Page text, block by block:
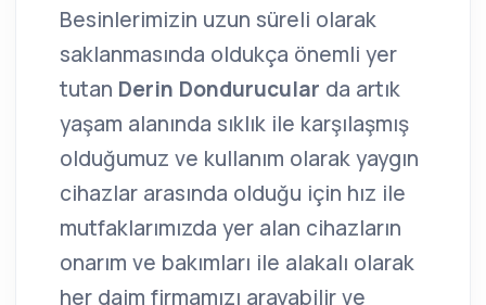
Besinlerimizin uzun süreli olarak
saklanmasında oldukça önemli yer
tutan Derin Dondurucular da artık
yaşam alanında sıklık ile karşılaşmış
olduğumuz ve kullanım olarak yaygın
cihazlar arasında olduğu için hız ile
mutfaklarımızda yer alan cihazların
onarım ve bakımları ile alakalı olarak
her daim firmamızı arayabilir ve